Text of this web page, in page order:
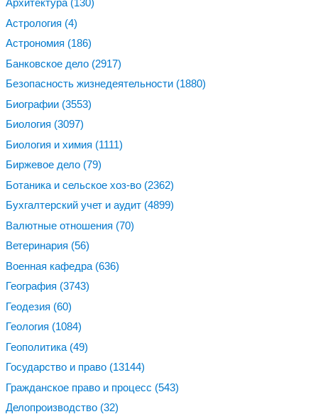
Архитектура (130)
Астрология (4)
Астрономия (186)
Банковское дело (2917)
Безопасность жизнедеятельности (1880)
Биографии (3553)
Биология (3097)
Биология и химия (1111)
Биржевое дело (79)
Ботаника и сельское хоз-во (2362)
Бухгалтерский учет и аудит (4899)
Валютные отношения (70)
Ветеринария (56)
Военная кафедра (636)
География (3743)
Геодезия (60)
Геология (1084)
Геополитика (49)
Государство и право (13144)
Гражданское право и процесс (543)
Делопроизводство (32)